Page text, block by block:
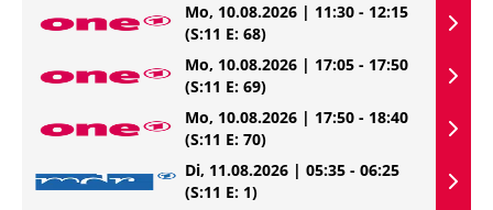
Mo, 10.08.2026 | 11:30 - 12:15
(S:11 E: 68)
Mo, 10.08.2026 | 17:05 - 17:50
(S:11 E: 69)
Mo, 10.08.2026 | 17:50 - 18:40
(S:11 E: 70)
Di, 11.08.2026 | 05:35 - 06:25
(S:11 E: 1)